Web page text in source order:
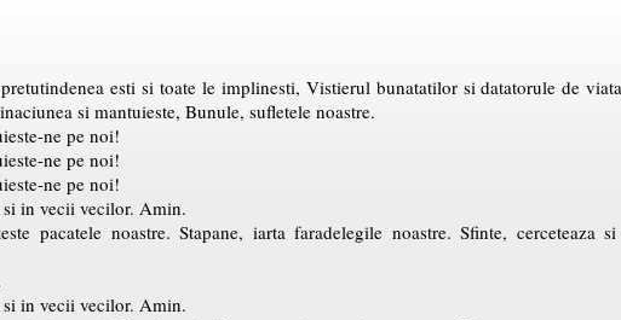
esti si toate le implinesti, Vistierul bunatatilor si datatorule de
si mantuieste, Bunule, sufletele noastre.
ne pe noi!
ne pe noi!
ne pe noi!
in vecii vecilor. Amin.
pacatele noastre. Stapane, iarta faradelegile noastre. Sfinte, cerceteaza
in vecii vecilor. Amin.